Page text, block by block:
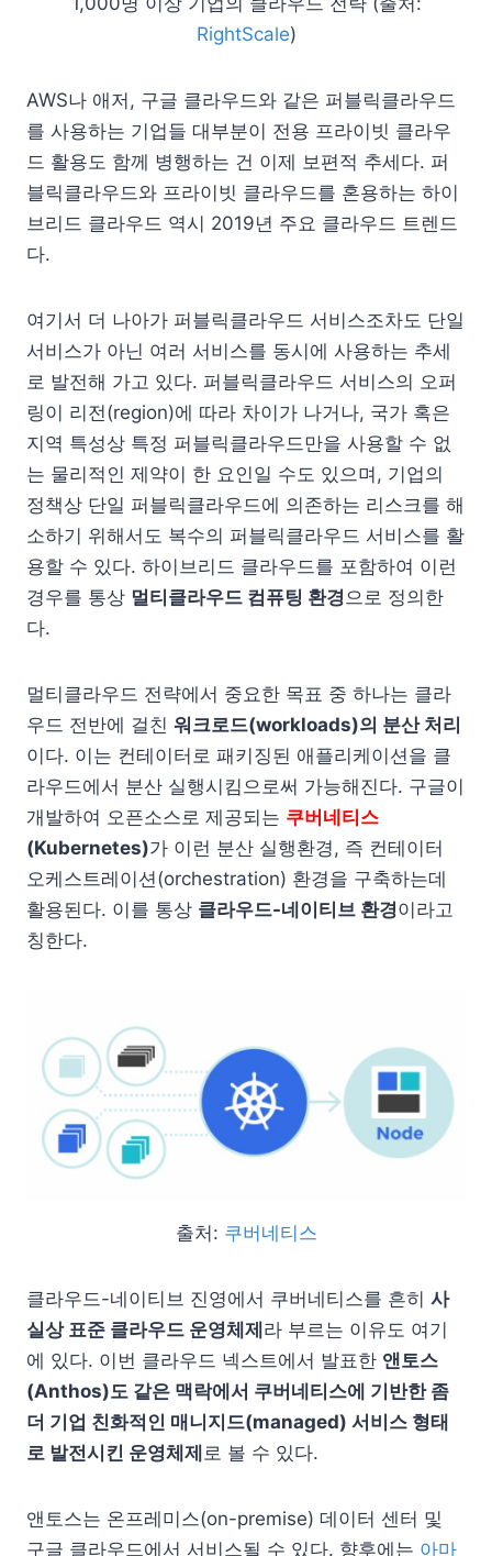
RightScale)
AWS나 애저, 구글 클라우드와 같은 퍼블릭클라우드
를 사용하는 기업들 대부분이 전용 프라이빗 클라우
드 활용도 함께 병행하는 건 이제 보편적 추세다. 퍼
블릭클라우드와 프라이빗 클라우드를 혼용하는 하이
브리드 클라우드 역시 2019년 주요 클라우드 트렌드
다.
여기서 더 나아가 퍼블릭클라우드 서비스조차도 단일
서비스가 아닌 여러 서비스를 동시에 사용하는 추세
로 발전해 가고 있다. 퍼블릭클라우드 서비스의 오퍼
링이 리전(region)에 따라 차이가 나거나, 국가 혹은
지역 특성상 특정 퍼블릭클라우드만을 사용할 수 없
는 물리적인 제약이 한 요인일 수도 있으며, 기업의
정책상 단일 퍼블릭클라우드에 의존하는 리스크를 해
소하기 위해서도 복수의 퍼블릭클라우드 서비스를 활
용할 수 있다. 하이브리드 클라우드를 포함하여 이런
경우를 통상 멀티클라우드 컴퓨팅 환경으로 정의한
다.
멀티클라우드 전략에서 중요한 목표 중 하나는 클라
우드 전반에 걸친 워크로드(workloads)의 분산 처리
이다. 이는 컨테이터로 패키징된 애플리케이션을 클
라우드에서 분산 실행시킴으로써 가능해진다. 구글이
개발하여 오픈소스로 제공되는 쿠버네티스
(Kubernetes)가 이런 분산 실행환경, 즉 컨테이터
오케스트레이션(orchestration) 환경을 구축하는데
활용된다. 이를 통상 클라우드-네이티브 환경이라고
칭한다.
출처: 쿠버네티스
클라우드-네이티브 진영에서 쿠버네티스를 흔히 사
실상 표준 클라우드 운영체제라 부르는 이유도 여기
에 있다. 이번 클라우드 넥스트에서 발표한 앤토스
(Anthos)도 같은 맥락에서 쿠버네티스에 기반한 좀
더 기업 친화적인 매니지드(managed) 서비스 형태
로 발전시킨 운영체제 로 볼 수 있다.
앤토스는 온프레미스(on-premise) 데이터 센터 및
구글 클라우드에서 서비스될 수 있다. 향후에는 아마